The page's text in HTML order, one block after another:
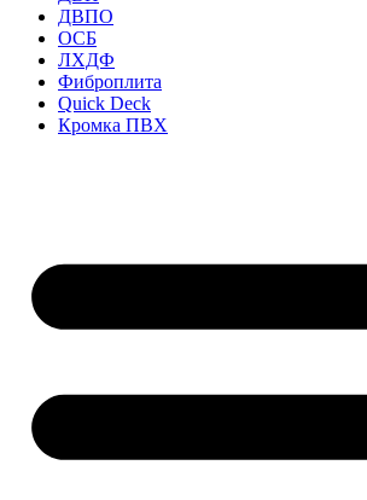
ДВПО
ОСБ
ЛХДФ
Фиброплита
Quick Deck
Кромка ПВХ